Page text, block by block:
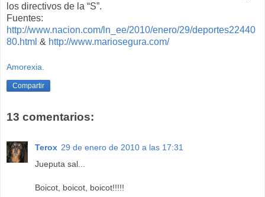
los directivos de la “S”.
Fuentes:
http://www.nacion.com/ln_ee/2010/enero/29/deportes22440
80.html & http://www.mariosegura.com/
Amorexia.
Compartir
13 comentarios:
Terox 29 de enero de 2010 a las 17:31
Jueputa sal...
Boicot, boicot, boicot!!!!!